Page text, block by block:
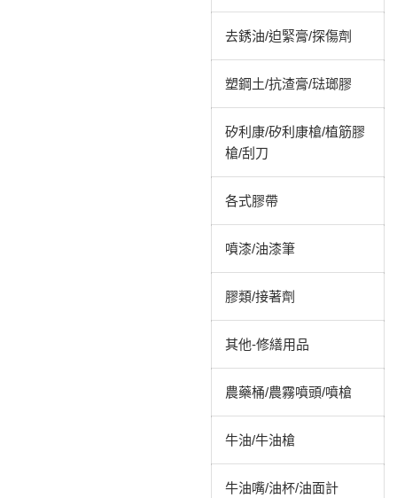
去銹油/迫緊膏/探傷劑
塑鋼土/抗渣膏/琺瑯膠
矽利康/矽利康槍/植筋膠
槍/刮刀
各式膠帶
噴漆/油漆筆
膠類/接著劑
其他-修繕用品
農藥桶/農霧噴頭/噴槍
牛油/牛油槍
牛油嘴/油杯/油面計